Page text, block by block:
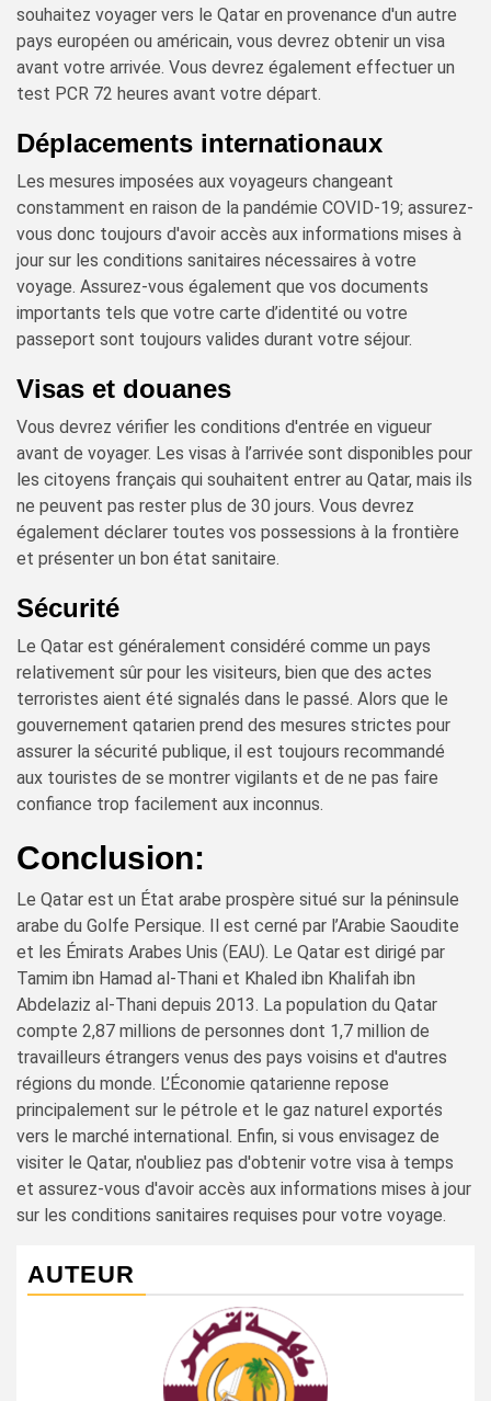
souhaitez voyager vers le Qatar en provenance d'un autre
pays européen ou américain, vous devrez obtenir un visa
avant votre arrivée. Vous devrez également effectuer un
test PCR 72 heures avant votre départ.
Déplacements internationaux
Les mesures imposées aux voyageurs changeant
constamment en raison de la pandémie COVID-19; assurez-
vous donc toujours d'avoir accès aux informations mises à
jour sur les conditions sanitaires nécessaires à votre
voyage. Assurez-vous également que vos documents
importants tels que votre carte d’identité ou votre
passeport sont toujours valides durant votre séjour.
Visas et douanes
Vous devrez vérifier les conditions d'entrée en vigueur
avant de voyager. Les visas à l’arrivée sont disponibles pour
les citoyens français qui souhaitent entrer au Qatar, mais ils
ne peuvent pas rester plus de 30 jours. Vous devrez
également déclarer toutes vos possessions à la frontière
et présenter un bon état sanitaire.
Sécurité
Le Qatar est généralement considéré comme un pays
relativement sûr pour les visiteurs, bien que des actes
terroristes aient été signalés dans le passé. Alors que le
gouvernement qatarien prend des mesures strictes pour
assurer la sécurité publique, il est toujours recommandé
aux touristes de se montrer vigilants et de ne pas faire
confiance trop facilement aux inconnus.
Conclusion:
Le Qatar est un État arabe prospère situé sur la péninsule
arabe du Golfe Persique. Il est cerné par l’Arabie Saoudite
et les Émirats Arabes Unis (EAU). Le Qatar est dirigé par
Tamim ibn Hamad al-Thani et Khaled ibn Khalifah ibn
Abdelaziz al-Thani depuis 2013. La population du Qatar
compte 2,87 millions de personnes dont 1,7 million de
travailleurs étrangers venus des pays voisins et d'autres
régions du monde. L’Économie qatarienne repose
principalement sur le pétrole et le gaz naturel exportés
vers le marché international. Enfin, si vous envisagez de
visiter le Qatar, n'oubliez pas d'obtenir votre visa à temps
et assurez-vous d'avoir accès aux informations mises à jour
sur les conditions sanitaires requises pour votre voyage.
AUTEUR